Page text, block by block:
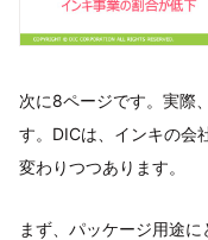
次に8ページです。実際
す。DICは、インキの会
変わりつつあります。
まず、パッケージ用途